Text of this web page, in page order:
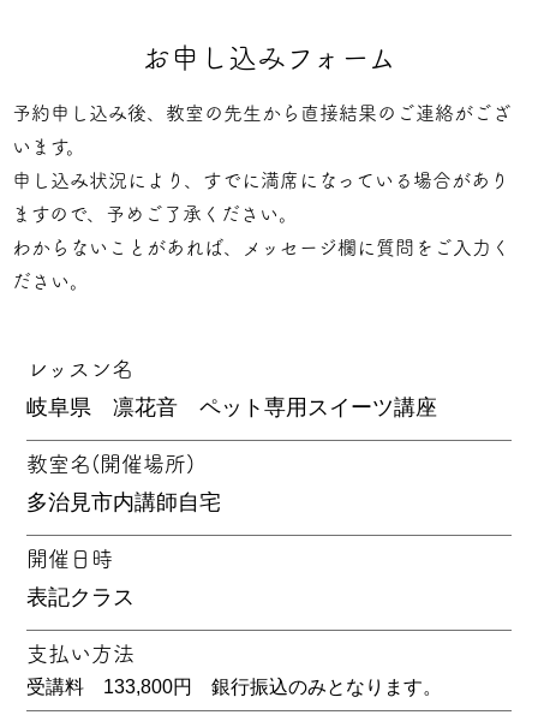
お申し込みフォーム
予約申し込み後、教室の先生から直接結果のご連絡がござ
います。
申し込み状況により、すでに満席になっている場合があり
ますので、予めご了承ください。
わからないことがあれば、メッセージ欄に質問をご入力く
ださい。
レッスン名
教室名(開催場所)
開催日時
支払い方法
受講料 133,800円 銀行振込のみとなります。